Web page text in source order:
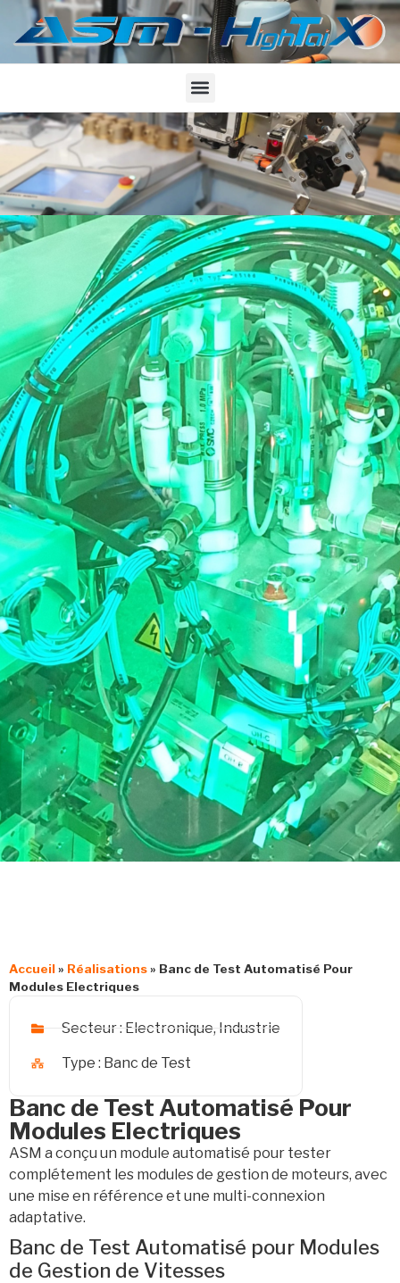
Accueil» Réalisations» Banc de Test Automatisé Pour
Modules Electriques
Secteur : Electronique, Industrie
Type : Banc de Test
Banc de Test Automatisé Pour
Modules Electriques
ASM a conçu un module automatisé pour tester
complétement les modules de gestion de moteurs, avec
une mise en référence et une multi-connexion
adaptative.
Banc de Test Automatisé pour Modules
de Gestion de Vitesses